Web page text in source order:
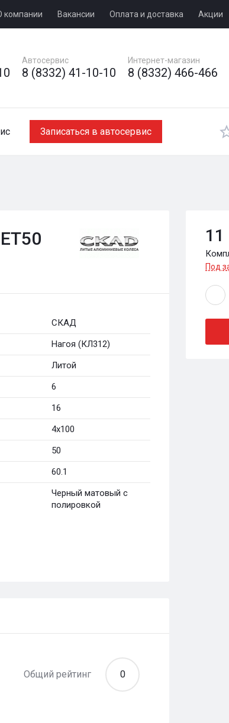
компании Вакансии Оплата и доставка Акции
Автосервис
8 (8332) 41-10-10
Интернет-магазин
8 (8332) 466-466
Записаться в автосервис
СКАД
Нагоя (КЛ312)
Литой
6
16
4x100
50
60.1
Черный матовый с
полировкой
Общий рейтинг 0
Под